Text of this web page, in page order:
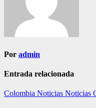
Por admin
Entrada relacionada
Colombia Noticias Noticias